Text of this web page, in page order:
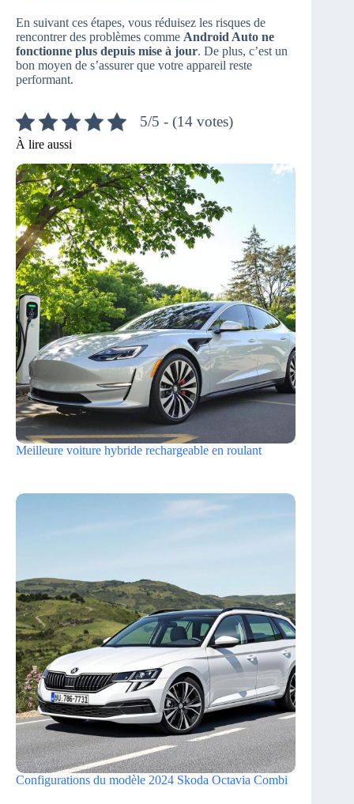
En suivant ces étapes, vous réduisez les risques de
rencontrer des problèmes comme Android Auto ne
fonctionne plus depuis mise à jour. De plus, c’est un
bon moyen de s’assurer que votre appareil reste
performant.
5/5 - (14 votes)
À lire aussi
Meilleure voiture hybride rechargeable en roulant
Configurations du modèle 2024 Skoda Octavia Combi